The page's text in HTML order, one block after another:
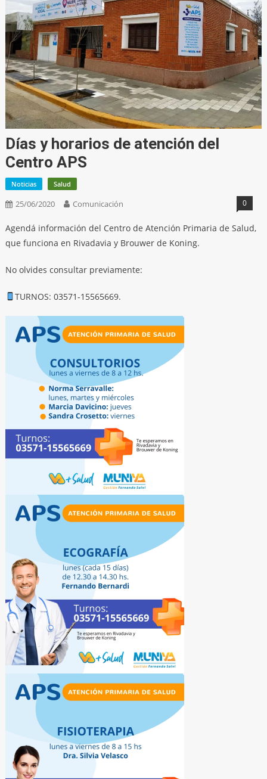
Días y horarios de atención del
Centro APS
Noticias Salud
25/06/2020 Comunicación 0
Agendá información del Centro de Atención Primaria de Salud,
que funciona en Rivadavia y Brouwer de Koning.
No olvides consultar previamente:
TURNOS: 03571-15565669.